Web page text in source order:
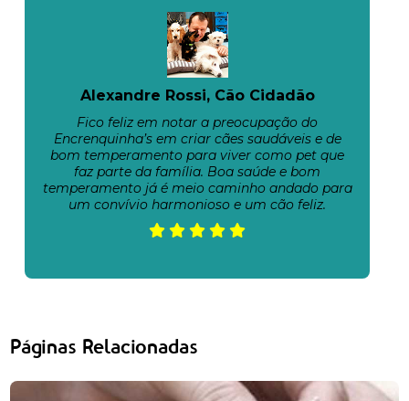
Alexandre Rossi, Cão Cidadão
Fico feliz em notar a preocupação do
Encrenquinha’s em criar cães saudáveis e de
bom temperamento para viver como pet que
faz parte da família. Boa saúde e bom
temperamento já é meio caminho andado para
um convívio harmonioso e um cão feliz.
Páginas Relacionadas